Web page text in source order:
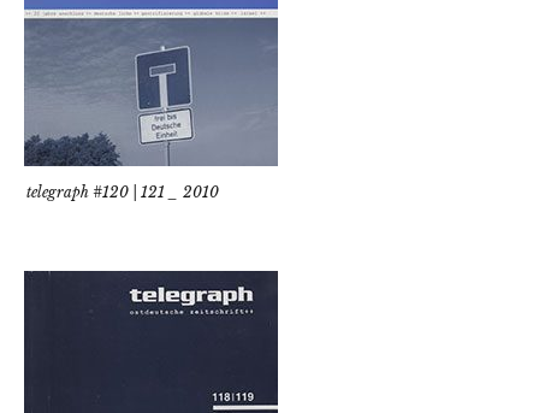
telegraph #120 | 121 _ 2010